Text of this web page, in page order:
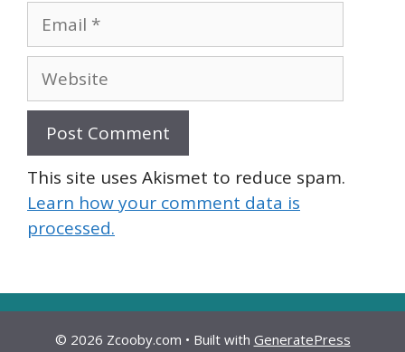
Email
Website
This site uses Akismet to reduce spam.
Learn how your comment data is
processed.
© 2026 Zcooby.com • Built with GeneratePress